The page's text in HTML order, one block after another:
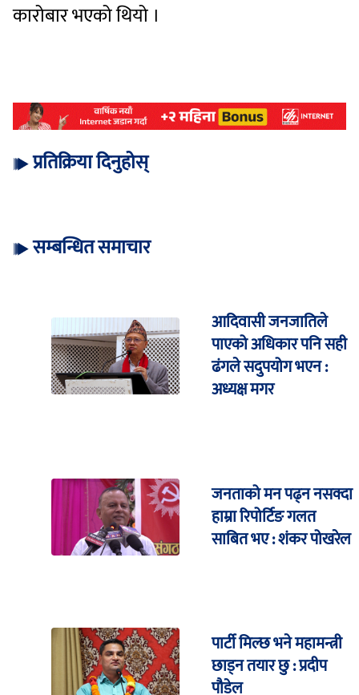
कारोबार भएको थियो ।
प्रतिक्रिया दिनुहोस्
सम्बन्धित समाचार
आदिवासी जनजातिले
पाएको अधिकार पनि सही
ढंगले सदुपयोग भएन :
अध्यक्ष मगर
जनताको मन पढ्न नसक्दा
हाम्रा रिपोर्टिङ गलत
साबित भए : शंकर पोखरेल
पार्टी मिल्छ भने महामन्त्री
छाड्न तयार छु : प्रदीप
पौडेल